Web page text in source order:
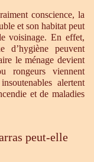
conscience, la
et son habitat peut
voisinage. En effet,
d’hygiène peuvent
le ménage devient
rongeurs viennent
alertent
et de maladies
peut-elle